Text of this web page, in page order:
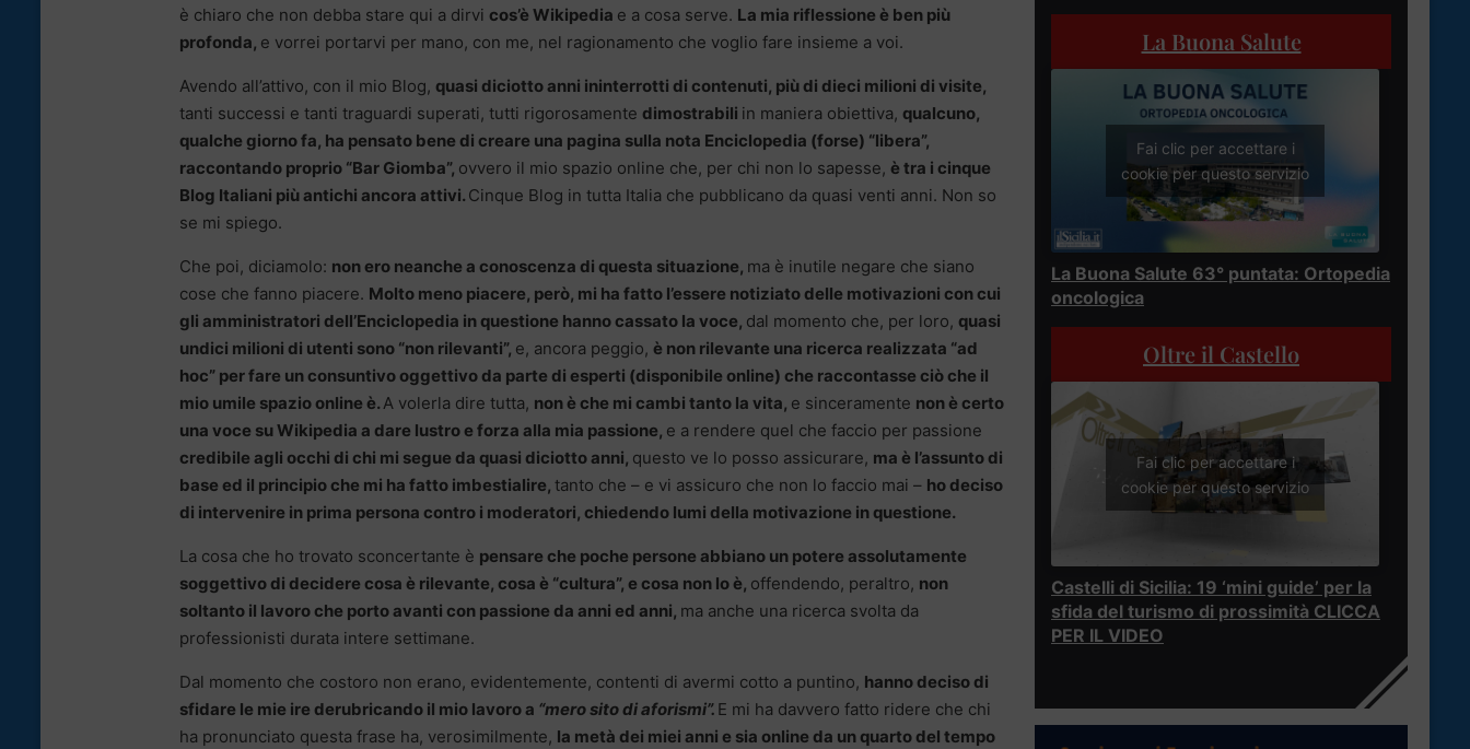
è chiaro che non debba stare qui a dirvi cos’è Wikipedia e a cosa serve. La mia riflessione è ben più
profonda, e vorrei portarvi per mano, con me, nel ragionamento che voglio fare insieme a voi.
Avendo all’attivo, con il mio Blog, quasi diciotto anni ininterrotti di contenuti, più di dieci milioni di visite,
tanti successi e tanti traguardi superati, tutti rigorosamente dimostrabili in maniera obiettiva, qualcuno,
qualche giorno fa, ha pensato bene di creare una pagina sulla nota Enciclopedia (forse) “libera”,
raccontando proprio “Bar Giomba”, ovvero il mio spazio online che, per chi non lo sapesse, è tra i cinque
Blog Italiani più antichi ancora attivi. Cinque Blog in tutta Italia che pubblicano da quasi venti anni. Non so
se mi spiego.
Che poi, diciamolo: non ero neanche a conoscenza di questa situazione, ma è inutile negare che siano
cose che fanno piacere. Molto meno piacere, però, mi ha fatto l’essere notiziato delle motivazioni con cui
gli amministratori dell’Enciclopedia in questione hanno cassato la voce, dal momento che, per loro, quasi
undici milioni di utenti sono “non rilevanti”, e, ancora peggio, è non rilevante una ricerca realizzata “ad
hoc” per fare un consuntivo oggettivo da parte di esperti (disponibile online) che raccontasse ciò che il
mio umile spazio online è.A volerla dire tutta, non è che mi cambi tanto la vita, e sinceramente non è certo
una voce su Wikipedia a dare lustro e forza alla mia passione, e a rendere quel che faccio per passione
credibile agli occhi di chi mi segue da quasi diciotto anni, questo ve lo posso assicurare, ma è l’assunto di
base ed il principio che mi ha fatto imbestialire, tanto che – e vi assicuro che non lo faccio mai – ho deciso
di intervenire in prima persona contro i moderatori, chiedendo lumi della motivazione in questione.
La cosa che ho trovato sconcertante è pensare che poche persone abbiano un potere assolutamente
soggettivo di decidere cosa è rilevante, cosa è “cultura”, e cosa non lo è, offendendo, peraltro, non
soltanto il lavoro che porto avanti con passione da anni ed anni, ma anche una ricerca svolta da
professionisti durata intere settimane.
Dal momento che costoro non erano, evidentemente, contenti di avermi cotto a puntino, hanno deciso di
sfidare le mie ire derubricando il mio lavoro a “mero sito di aforismi”. E mi ha davvero fatto ridere che chi
ha pronunciato questa frase ha, verosimilmente, la metà dei miei anni e sia online da un quarto del tempo
La Buona Salute
Fai clic per accettare i
cookie per questo servizio
La Buona Salute 63° puntata: Ortopedia
oncologica
Oltre il Castello
Fai clic per accettare i
cookie per questo servizio
Castelli di Sicilia: 19 ‘mini guide’ per la
sfida del turismo di prossimità CLICCA
PER IL VIDEO